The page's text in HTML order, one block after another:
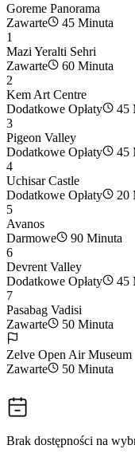
Goreme Panorama
Zawarte
45 Minuta
1
Mazi Yeralti Sehri
Zawarte
60 Minuta
2
Kem Art Centre
Dodatkowe Opłaty
45
3
Pigeon Valley
Dodatkowe Opłaty
45
4
Uchisar Castle
Dodatkowe Opłaty
20
5
Avanos
Darmowe
90 Minuta
6
Devrent Valley
Dodatkowe Opłaty
45
7
Pasabag Vadisi
Zawarte
50 Minuta
Zelve Open Air Museum
Zawarte
50 Minuta
Brak dostępności na